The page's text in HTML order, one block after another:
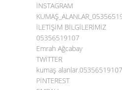
İNSTAGRAM
İLETİŞİM BİLGİLERİMİZ
05356519107
Emrah Ağcabay
TWİTTER
kumaş alanlar.05356519107
PİNTEREST